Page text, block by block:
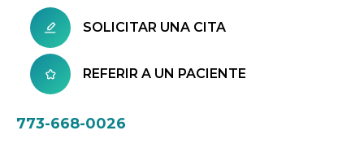
SOLICITAR UNA CITA
REFERIR A UN PACIENTE
773-668-0026